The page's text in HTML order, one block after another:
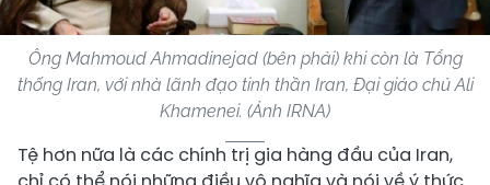
Ông Mahmoud Ahmadinejad (bên phải) khi còn là Tổng
thống Iran, với nhà lãnh đạo tinh thần Iran, Đại giáo chủ Ali
Khamenei. (Ảnh IRNA)
Tệ hơn nữa là các chính trị gia hàng đầu của Iran,